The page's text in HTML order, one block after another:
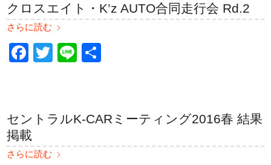
クロスエイト・K’z AUTO合同走行会 Rd.2
さらに読む
Facebook
Twitter
Line
セントラルK-CARミーティング2016春 結果
掲載
さらに読む